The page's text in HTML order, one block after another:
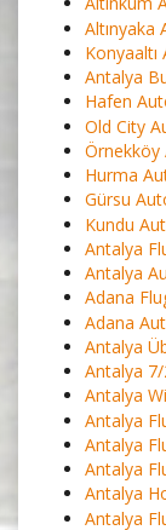
Altınyaka
Antalya
Hafen
Old City
Hurma
Gürsu
Kundu
Antalya
Antalya
Adana
Adana
Antalya
Antalya
Antalya
Antalya
Antalya
Antalya
Antalya
Antalya